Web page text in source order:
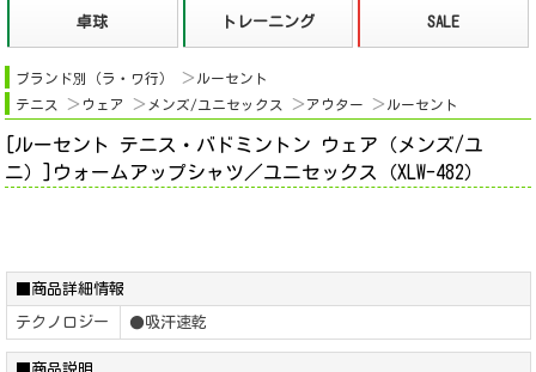
ブランド別（ラ・ワ行）
ルーセント
テニス
ウェア メンズ/ユニセックス アウター ルーセント
[ルーセント テニス・バドミントン ウェア（メンズ/ユ
ニ）]ウォームアップシャツ／ユニセックス（XLW-482）
■商品詳細情報
テクノロジー ●吸汗速乾